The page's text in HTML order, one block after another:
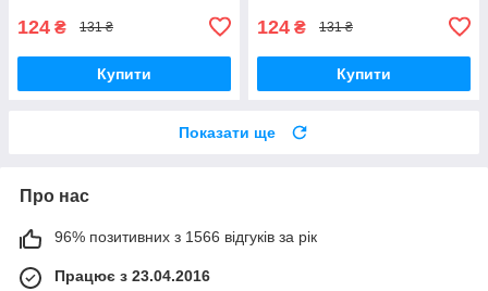
124 ₴ 131 ₴
Купити
124 ₴ 131 ₴
Купити
Показати ще
Про нас
96% позитивних з 1566 відгуків за рік
Працює з 23.04.2016